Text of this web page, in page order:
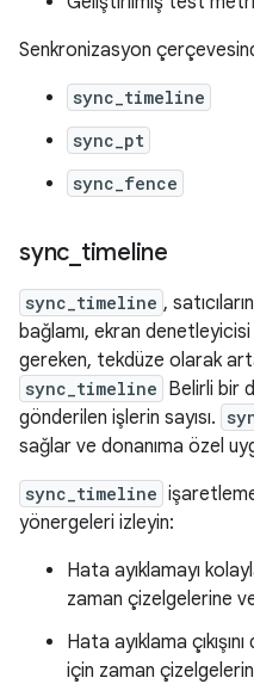
Senkronizasyon
sync_timeline
sync_pt
sync_fence
sync timeline
sync_timeline ,
bağlamı, ekran
gereken, tekdüze olarak
sync_timeline Belirli bir
gönderilen işlerin sayısı.
sağlar ve donanıma özel
sync_timeline
yönergeleri izleyin:
Hata ayıklamayı
zaman çizelgelerine
Hata ayıklama
için zaman